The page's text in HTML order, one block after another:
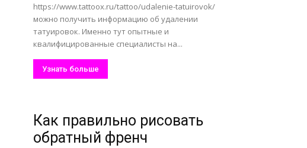
https://www.tattoox.ru/tattoo/udalenie-tatuirovok/
можно получить информацию об удалении
татуировок. Именно тут опытные и
квалифицированные специалисты на...
Узнать больше
Как правильно рисовать
обратный френч